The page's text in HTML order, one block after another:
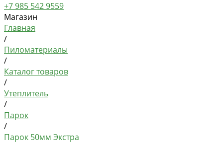
+7 985 542 9559
Магазин
Главная
/
Пиломатериалы
/
Каталог товаров
/
Утеплитель
/
Парок
/
Парок 50мм Экстра